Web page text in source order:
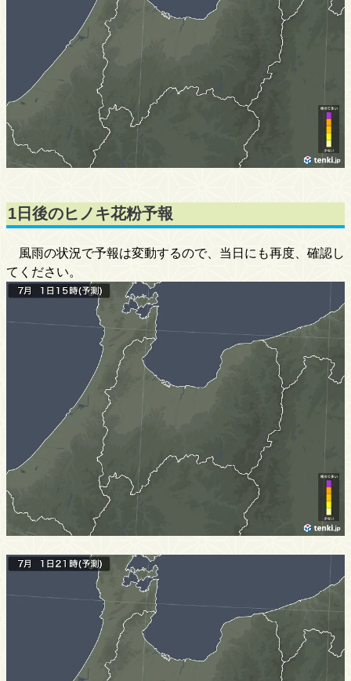
1日後のヒノキ花粉予報
風雨の状況で予報は変動するので、当日にも再度、確認し
てください。